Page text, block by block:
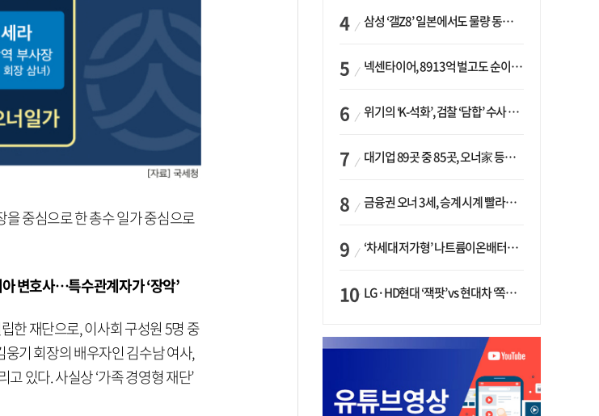
중심으로 한 총수 일가 중심으로
변호사…특수관계자가 ‘장악’
한 재단으로, 이사회 구성원 5명 중
기 회장의 배우자인 김수남 여사,
있다. 사실상 ‘가족 경영형 재단’
삼성 ‘갤Z8’ 일본에서도 물량 동났다…애플 참전 앞두고 선두 수성 ‘시험대’
넥센타이어, 8913억 벌고도 순이익 2억…유럽 세부담에 이익 증발
위기의 ‘K-석화’, 검찰 ‘담합’ 수사 착수…“LG·한화·롯데 등 7개 업체, 8개 제품 가격 담합”
대기업 89곳 중 85곳, 오너家 등기임원 겸직…BS 46곳·SM 45곳 ‘족벌경영’ 고착화
금융권 오너 3세, 승계 시계 빨라지나…한국투자 ‘속도’·미래에셋·메리츠는 ‘거리두기’
‘차세대 저가형’ 나트륨이온배터리 시대 오나…LG화학·에코프로, 상용화 속도낸다
LG·HD현대 ‘잭팟’ vs 현대차 ‘쪽박’…글로벌 사모펀드, 韓 대기업 투자 ‘희비’